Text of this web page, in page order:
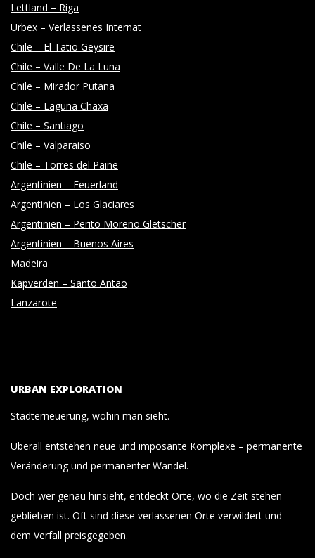
Lettland – Riga
Urbex – Verlassenes Internat
Chile – El Tatio Geysire
Chile – Valle De La Luna
Chile – Mirador Putana
Chile – Laguna Chaxa
Chile – Santiago
Chile – Valparaiso
Chile – Torres del Paine
Argentinien – Feuerland
Argentinien – Los Glaciares
Argentinien – Perito Moreno Gletscher
Argentinien – Buenos Aires
Madeira
Kapverden – Santo Antão
Lanzarote
URBAN EXPLORATION
Stadterneuerung, wohin man sieht.
Überall entstehen neue und imposante Komplexe – permanente
Veränderung und permanenter Wandel.
Doch wer genau hinsieht, entdeckt Orte, wo die Zeit stehen
geblieben ist. Oft sind diese verlassenen Orte verwildert und
dem Verfall preisgegeben.